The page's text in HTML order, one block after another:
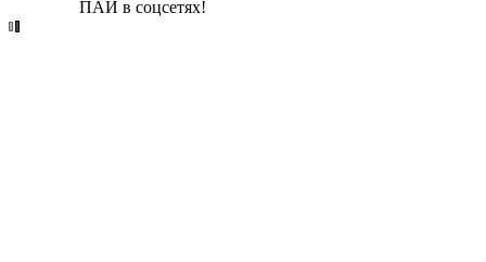
ПАИ в соцсетях!